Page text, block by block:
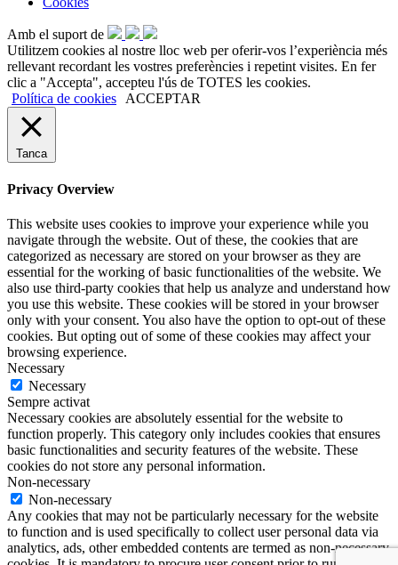
Amb el suport de
Utilitzem cookies al nostre lloc web per oferir-vos l’experiència més
rellevant recordant les vostres preferències i repetint visites. En fer
clic a "Accepta", accepteu l'ús de TOTES les cookies.
Política de cookies
ACCEPTAR
Tanca
Privacy Overview
This website uses cookies to improve your experience while you
navigate through the website. Out of these, the cookies that are
categorized as necessary are stored on your browser as they are
essential for the working of basic functionalities of the website. We
also use third-party cookies that help us analyze and understand how
you use this website. These cookies will be stored in your browser
only with your consent. You also have the option to opt-out of these
cookies. But opting out of some of these cookies may affect your
browsing experience.
Necessary
Necessary
Sempre activat
Necessary cookies are absolutely essential for the website to
function properly. This category only includes cookies that ensures
basic functionalities and security features of the website. These
cookies do not store any personal information.
Non-necessary
Non-necessary
Any cookies that may not be particularly necessary for the website
to function and is used specifically to collect user personal data via
analytics, ads, other embedded contents are termed as non-necessary